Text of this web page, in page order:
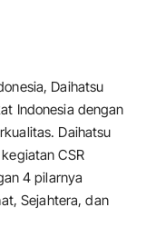
Daihatsu
Indonesia dengan
Daihatsu
CSR
4 pilarnya
Sejahtera, dan